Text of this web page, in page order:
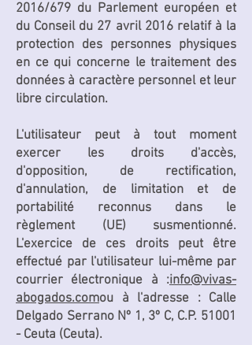
2016/679 du Parlement européen et
du Conseil du 27 avril 2016 relatif à la
protection des personnes physiques
en ce qui concerne le traitement des
données à caractère personnel et leur
libre circulation.
L'utilisateur peut à tout moment
exercer les droits d'accès,
d'opposition, de rectification,
d'annulation, de limitation et de
portabilité reconnus dans le
règlement (UE) susmentionné.
L'exercice de ces droits peut être
effectué par l'utilisateur lui-même par
courrier électronique à :info@vivas-
abogados.comou à l'adresse : Calle
Delgado Serrano Nº 1, 3º C, C.P. 51001
- Ceuta (Ceuta).